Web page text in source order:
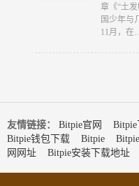
章《“土
国少年与
11月，在...
友情链接： Bitpie官网
Bitpie钱包下载
Bitpie
网网址
Bitpie安装下载地址